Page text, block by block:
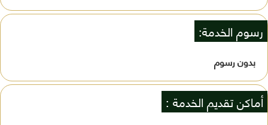
رسوم الخدمة:
بدون رسوم
أماكن تقديم الخدمة :